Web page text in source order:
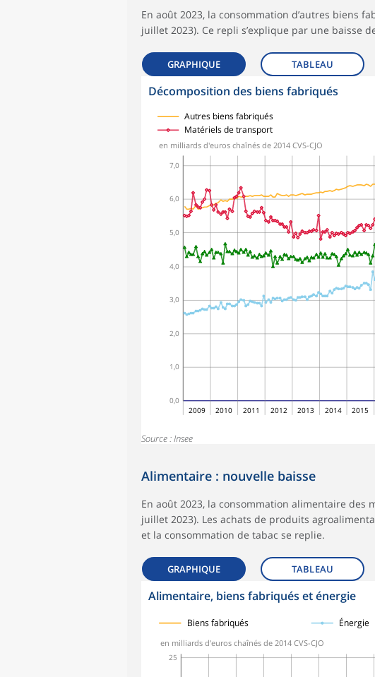
En août 2023, la consommation d’autres biens
juillet 2023). Ce repli s’explique par une baisse
GRAPHIQUE TABLEAU
Décomposition des biens fabriqués
0,0
1,0
2,0
3,0
4,0
5,0
6,0
7,0
en milliards d'euros chaînés de 2014 CVS-CJO
2009 2010 2011 2012 2013 2014 2015
Autres biens fabriqués
Matériels de transport
Source : Insee
Alimentaire : nouvelle baisse
En août 2023, la consommation alimentaire des
juillet 2023). Les achats de produits
et la consommation de tabac se replie.
GRAPHIQUE TABLEAU
Alimentaire, biens fabriqués et énergie
25
en milliards d'euros chaînés de 2014 CVS-CJO
Biens fabriqués Énergie